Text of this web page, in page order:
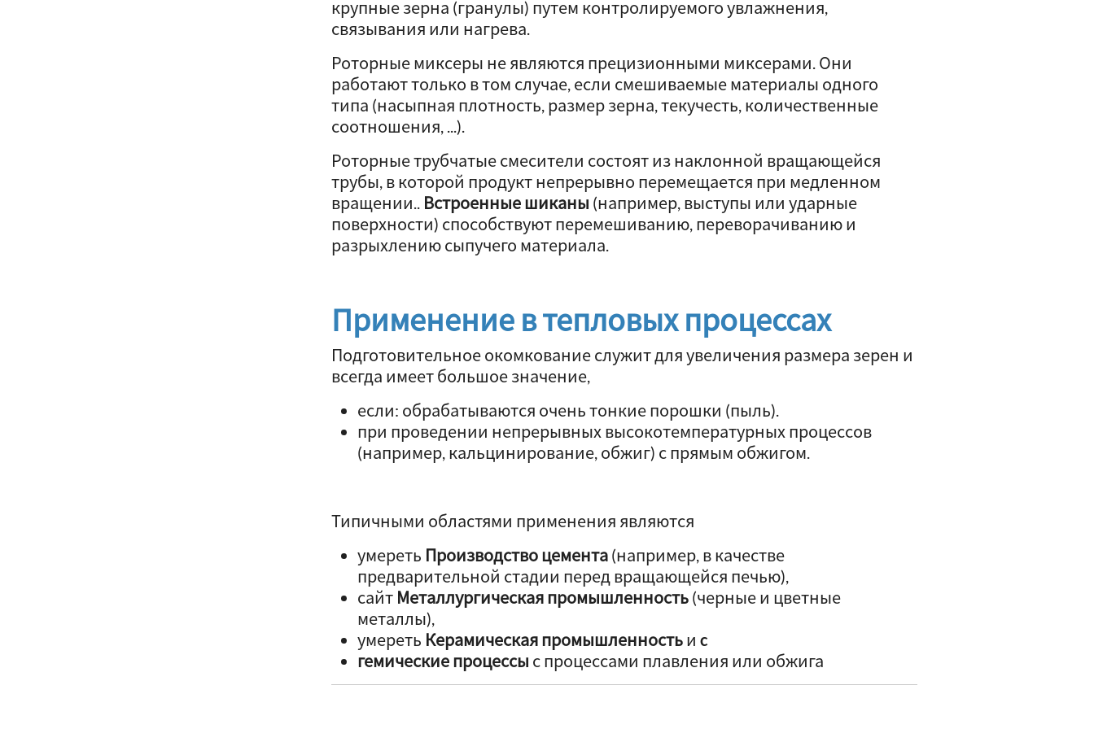
крупные зерна (гранулы) путем контролируемого увлажнения,
связывания или нагрева.
Роторные миксеры не являются прецизионными миксерами. Они
работают только в том случае, если смешиваемые материалы одного
типа (насыпная плотность, размер зерна, текучесть, количественные
соотношения, ...).
Роторные трубчатые смесители состоят из наклонной вращающейся
трубы, в которой продукт непрерывно перемещается при медленном
вращении.. Встроенные шиканы (например, выступы или ударные
поверхности) способствуют перемешиванию, переворачиванию и
разрыхлению сыпучего материала.
Применение в тепловых процессах
Подготовительное окомкование служит для увеличения размера зерен и
всегда имеет большое значение,
если: обрабатываются очень тонкие порошки (пыль).
при проведении непрерывных высокотемпературных процессов
(например, кальцинирование, обжиг) с прямым обжигом.
Типичными областями применения являются
умереть Производство цемента (например, в качестве
предварительной стадии перед вращающейся печью),
сайт Металлургическая промышленность (черные и цветные
металлы),
умереть Керамическая промышленность и c
гемические процессы с процессами плавления или обжига